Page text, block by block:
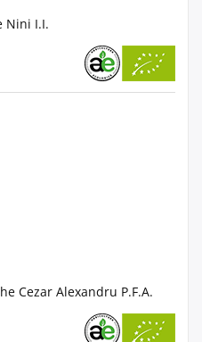
Nini I.I.
Cezar Alexandru P.F.A.